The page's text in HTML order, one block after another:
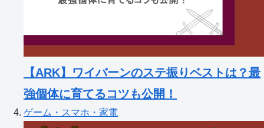
【ARK】ワイバーンのステ振りベストは？最
強個体に育てるコツも公開！
ゲーム・スマホ・家電